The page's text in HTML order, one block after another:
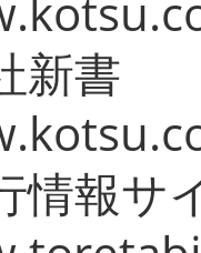
新書
情報サ